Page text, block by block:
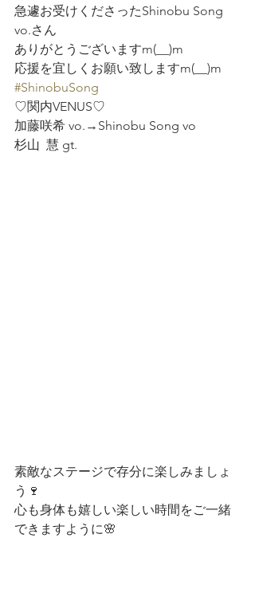
急遽お受けくださったShinobu Song
vo.さん
ありがとうございますm(__)m
応援を宜しくお願い致しますm(__)m
#ShinobuSong
♡関内VENUS♡
加藤咲希 vo.→Shinobu Song vo
杉山  慧 gt.
素敵なステージで存分に楽しみましょ
う🍷
心も身体も嬉しい楽しい時間をご一緒
できますように🌸